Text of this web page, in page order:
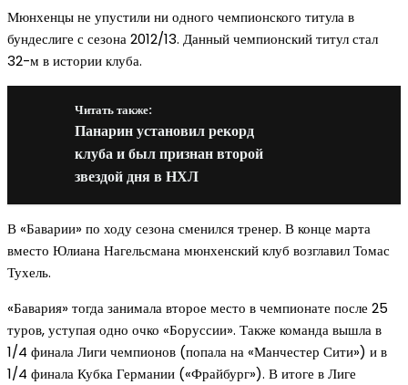
Мюнхенцы не упустили ни одного чемпионского титула в
бундеслиге с сезона 2012/13. Данный чемпионский титул стал
32-м в истории клуба.
Читать также:
Панарин установил рекорд
клуба и был признан второй
звездой дня в НХЛ
В «Баварии» по ходу сезона сменился тренер. В конце марта
вместо Юлиана Нагельсмана мюнхенский клуб возглавил Томас
Тухель.
«Бавария» тогда занимала второе место в чемпионате после 25
туров, уступая одно очко «Боруссии». Также команда вышла в
1/4 финала Лиги чемпионов (попала на «Манчестер Сити») и в
1/4 финала Кубка Германии («Фрайбург»). В итоге в Лиге